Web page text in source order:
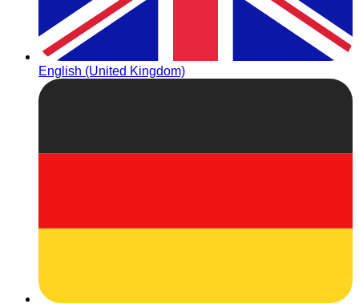
English (United Kingdom)